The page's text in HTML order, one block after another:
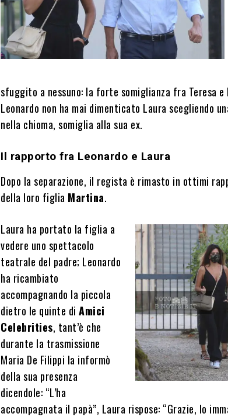
sfuggito a nessuno: la forte somiglianza fra Teresa
Leonardo non ha mai dimenticato Laura scegliendo
nella chioma, somiglia alla sua ex.
Il rapporto fra Leonardo e Laura
Dopo la separazione, il regista è rimasto in ottimi
della loro figlia Martina.
Laura ha portato la figlia a
vedere uno spettacolo
teatrale del padre; Leonardo
ha ricambiato
accompagnando la piccola
dietro le quinte diAmici
Celebrities, tant’è che
durante la trasmissione
Maria De Filippi la informò
della sua presenza
dicendole: “L’ha
accompagnata il papà”, Laura rispose: “Grazie, lo